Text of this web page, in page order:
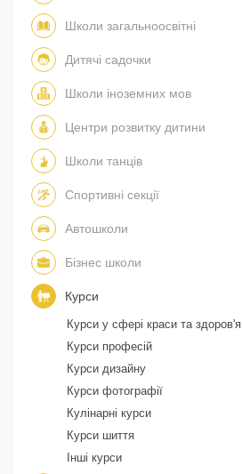
Школи загальноосвітні
Дитячі садочки
Школи іноземних мов
Центри розвитку дитини
Школи танців
Спортивні секції
Автошколи
Бізнес школи
Курси
Курси у сфері краси та здоров'я
Курси професій
Курси дизайну
Курси фотографії
Кулінарні курси
Курси шиття
Інші курси